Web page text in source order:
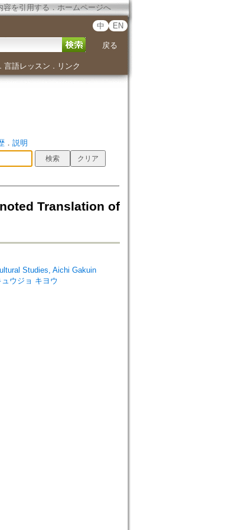
容を引用する ． ホームページへ
中 EN
戻る
言語レッスン ． リンク
． 説明
Translation of
Studies, Aichi Gakuin
ウジョ キヨウ